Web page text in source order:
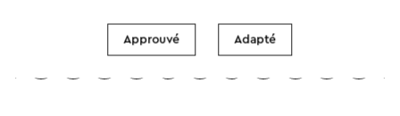
Envoyez un mail
Approuvé Adapté